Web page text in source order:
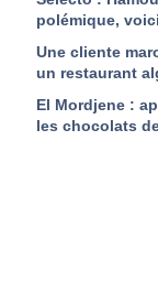
polémique,
Une cliente
un restaurant
El Mordjene :
les chocolats